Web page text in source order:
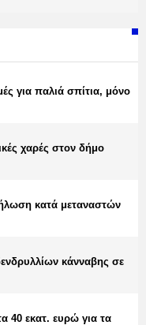
για παλιά σπίτια, μόνο
χαρές στον δήμο
κατά μεταναστών
κάνναβης σε
40 εκατ. ευρώ για τα